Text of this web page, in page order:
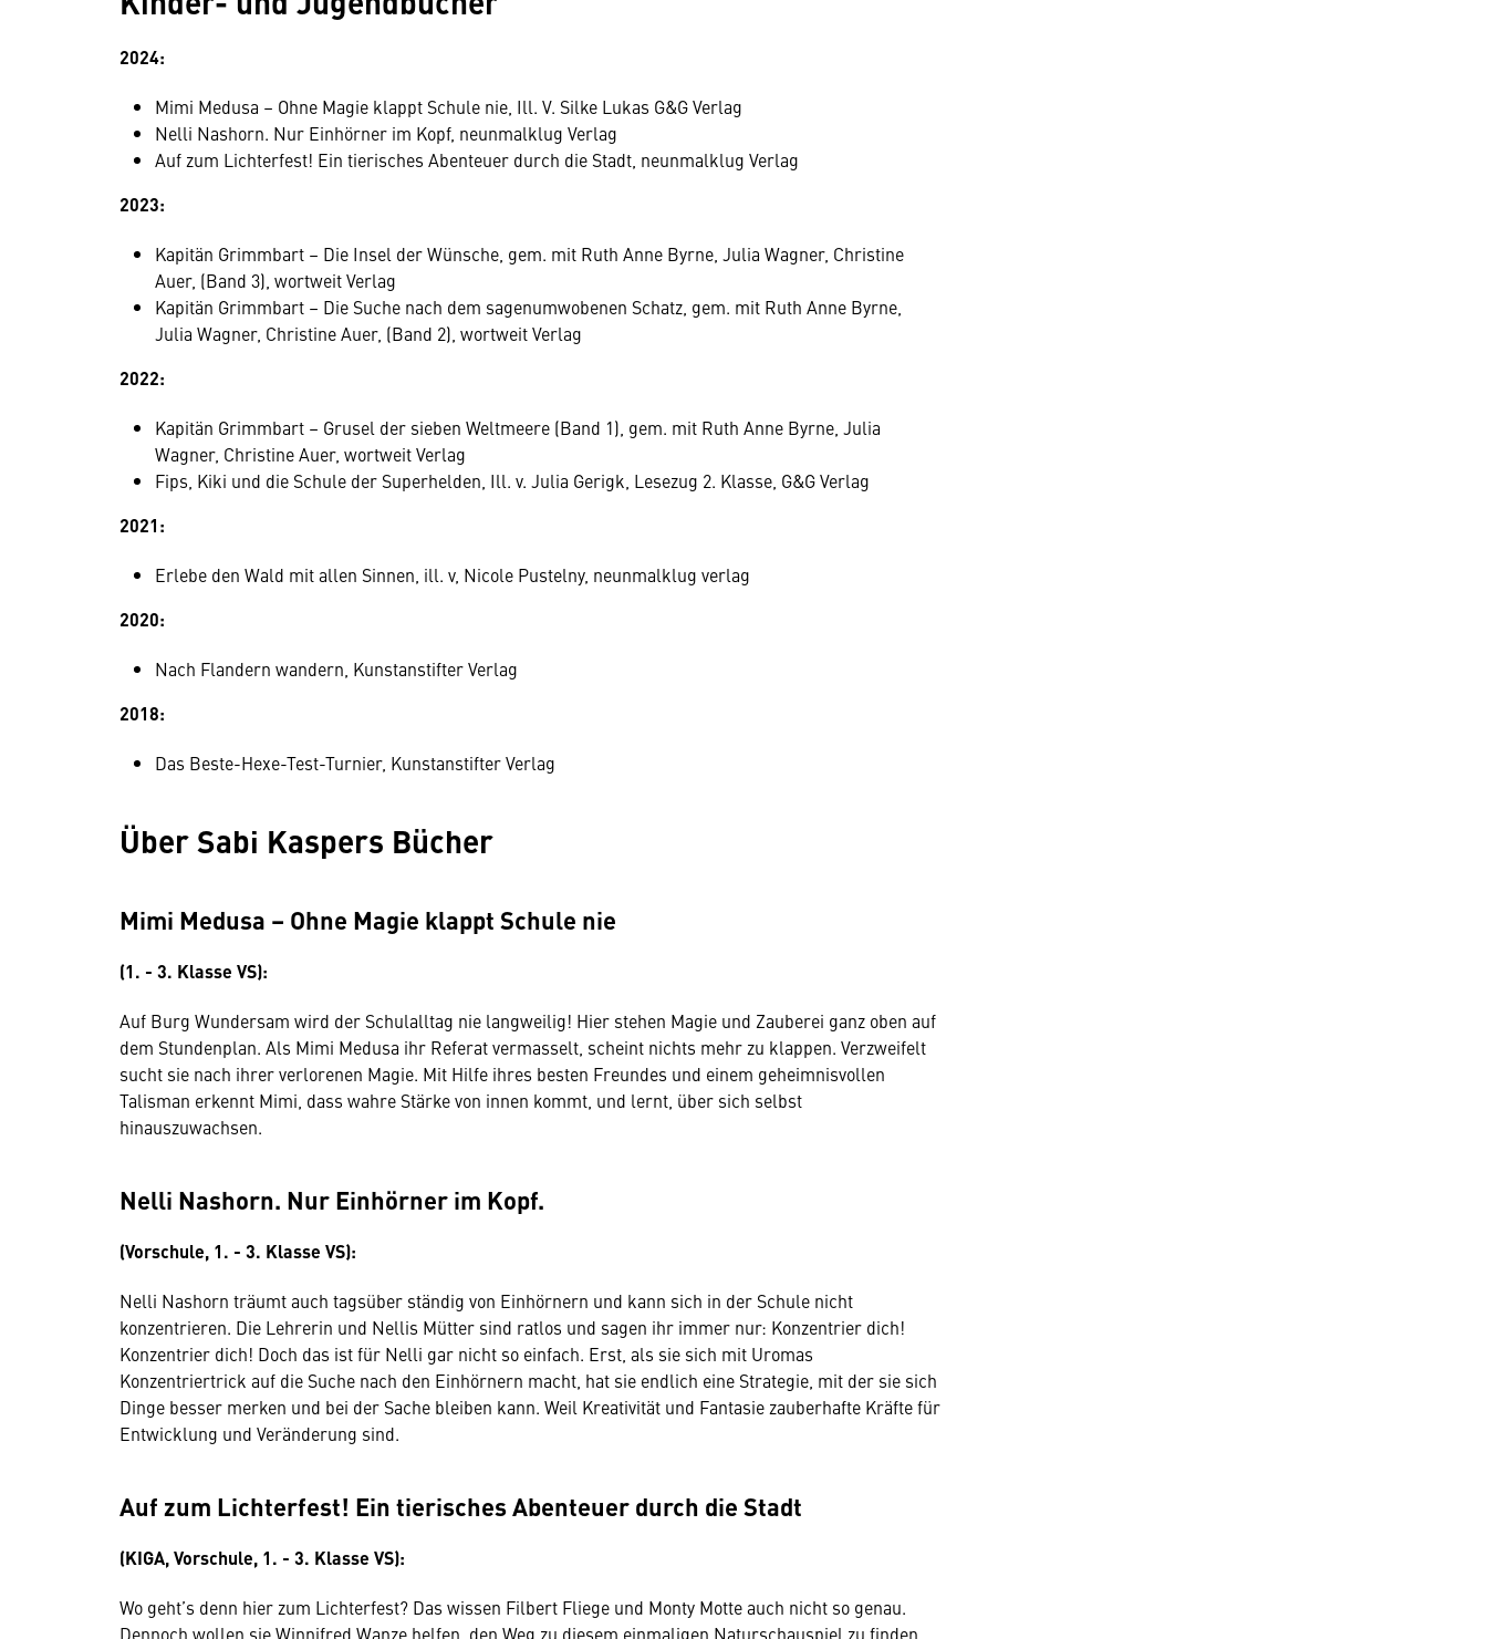
2024:
Mimi Medusa – Ohne Magie klappt Schule nie, Ill. V. Silke Lukas G&G Verlag
Nelli Nashorn. Nur Einhörner im Kopf, neunmalklug Verlag
Auf zum Lichterfest! Ein tierisches Abenteuer durch die Stadt, neunmalklug Verlag
2023:
Kapitän Grimmbart – Die Insel der Wünsche, gem. mit Ruth Anne Byrne, Julia Wagner, Christine
Auer, (Band 3), wortweit Verlag
Kapitän Grimmbart – Die Suche nach dem sagenumwobenen Schatz, gem. mit Ruth Anne Byrne,
Julia Wagner, Christine Auer, (Band 2), wortweit Verlag
2022:
Kapitän Grimmbart – Grusel der sieben Weltmeere (Band 1), gem. mit Ruth Anne Byrne, Julia
Wagner, Christine Auer, wortweit Verlag
Fips, Kiki und die Schule der Superhelden, Ill. v. Julia Gerigk, Lesezug 2. Klasse, G&G Verlag
2021:
Erlebe den Wald mit allen Sinnen, ill. v, Nicole Pustelny, neunmalklug verlag
2020:
Nach Flandern wandern, Kunstanstifter Verlag
2018:
Das Beste-Hexe-Test-Turnier, Kunstanstifter Verlag
Über Sabi Kaspers Bücher
Mimi Medusa – Ohne Magie klappt Schule nie
(1. - 3. Klasse VS):
Auf Burg Wundersam wird der Schulalltag nie langweilig! Hier stehen Magie und Zauberei ganz oben auf
dem Stundenplan. Als Mimi Medusa ihr Referat vermasselt, scheint nichts mehr zu klappen. Verzweifelt
sucht sie nach ihrer verlorenen Magie. Mit Hilfe ihres besten Freundes und einem geheimnisvollen
Talisman erkennt Mimi, dass wahre Stärke von innen kommt, und lernt, über sich selbst
hinauszuwachsen.
Nelli Nashorn. Nur Einhörner im Kopf.
(Vorschule, 1. - 3. Klasse VS):
Nelli Nashorn träumt auch tagsüber ständig von Einhörnern und kann sich in der Schule nicht
konzentrieren. Die Lehrerin und Nellis Mütter sind ratlos und sagen ihr immer nur: Konzentrier dich!
Konzentrier dich! Doch das ist für Nelli gar nicht so einfach. Erst, als sie sich mit Uromas
Konzentriertrick auf die Suche nach den Einhörnern macht, hat sie endlich eine Strategie, mit der sie sich
Dinge besser merken und bei der Sache bleiben kann. Weil Kreativität und Fantasie zauberhafte Kräfte für
Entwicklung und Veränderung sind.
Auf zum Lichterfest! Ein tierisches Abenteuer durch die Stadt
(KIGA, Vorschule, 1. - 3. Klasse VS):
Wo geht’s denn hier zum Lichterfest? Das wissen Filbert Fliege und Monty Motte auch nicht so genau.
Dennoch wollen sie Winnifred Wanze helfen, den Weg zu diesem einmaligen Naturschauspiel zu finden.